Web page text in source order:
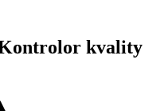
kvality